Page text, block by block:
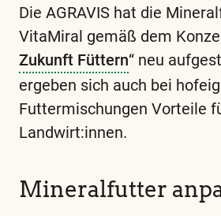
Die AGRAVIS hat die
VitaMiral gemäß dem
Zukunft Füttern“ neu
ergeben sich auch bei
Futtermischungen Vorteile
Landwirt:innen.
alle
weiteren
Mineralfutter